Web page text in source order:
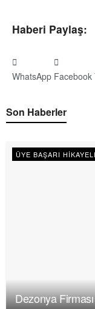
Haberi Paylaş:
WhatsApp Facebook
Son Haberler
ÜYE BAŞARI
Dezonya